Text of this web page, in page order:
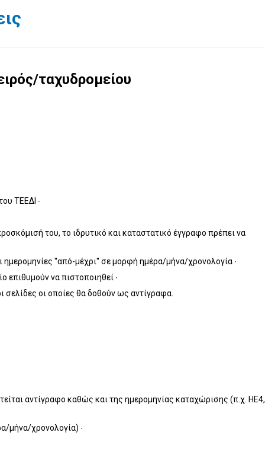
ταχυδρομείου
ΤΕΕΔΙ ∙
του, το ιδρυτικό και καταστατικό έγγραφο πρέπει να
''από-μέχρι'' σε μορφή ημέρα/μήνα/χρονολογία ∙
επιθυμούν να πιστοποιηθεί ∙
οι οποίες θα δοθούν ως αντίγραφα.
αντίγραφο καθώς και της ημερομηνίας καταχώρισης (π.χ. ΗΕ4,
μήνα/χρονολογία) ∙